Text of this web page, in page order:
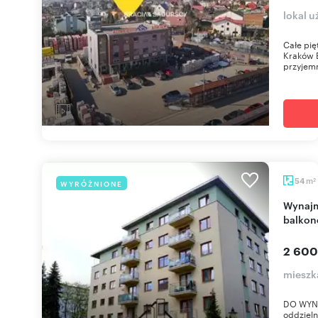
lokal
Całe
Kraków
WYRÓŻNIONE 54 m2
Wynajmę przestronne 2-pokojowe mieszkanie z
2
DO